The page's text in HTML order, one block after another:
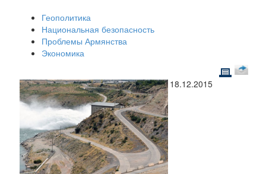
Геополитика
Национальная безопасность
Проблемы Армянства
Экономика
18.12.2015